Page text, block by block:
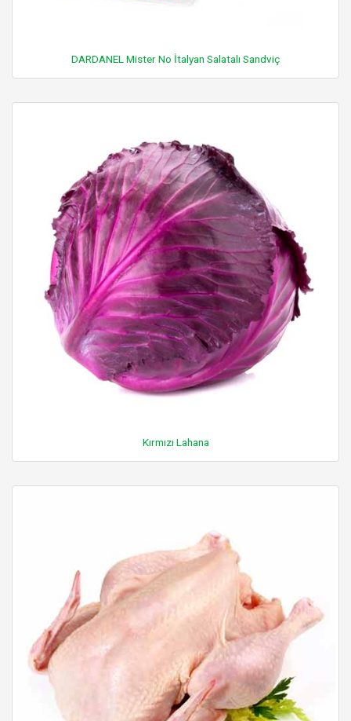
DARDANEL Mister No İtalyan Salatalı Sandviç
Kırmızı Lahana